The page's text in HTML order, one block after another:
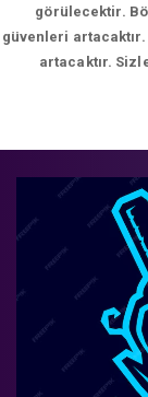
görülecektir.
güvenleri
artacaktır.